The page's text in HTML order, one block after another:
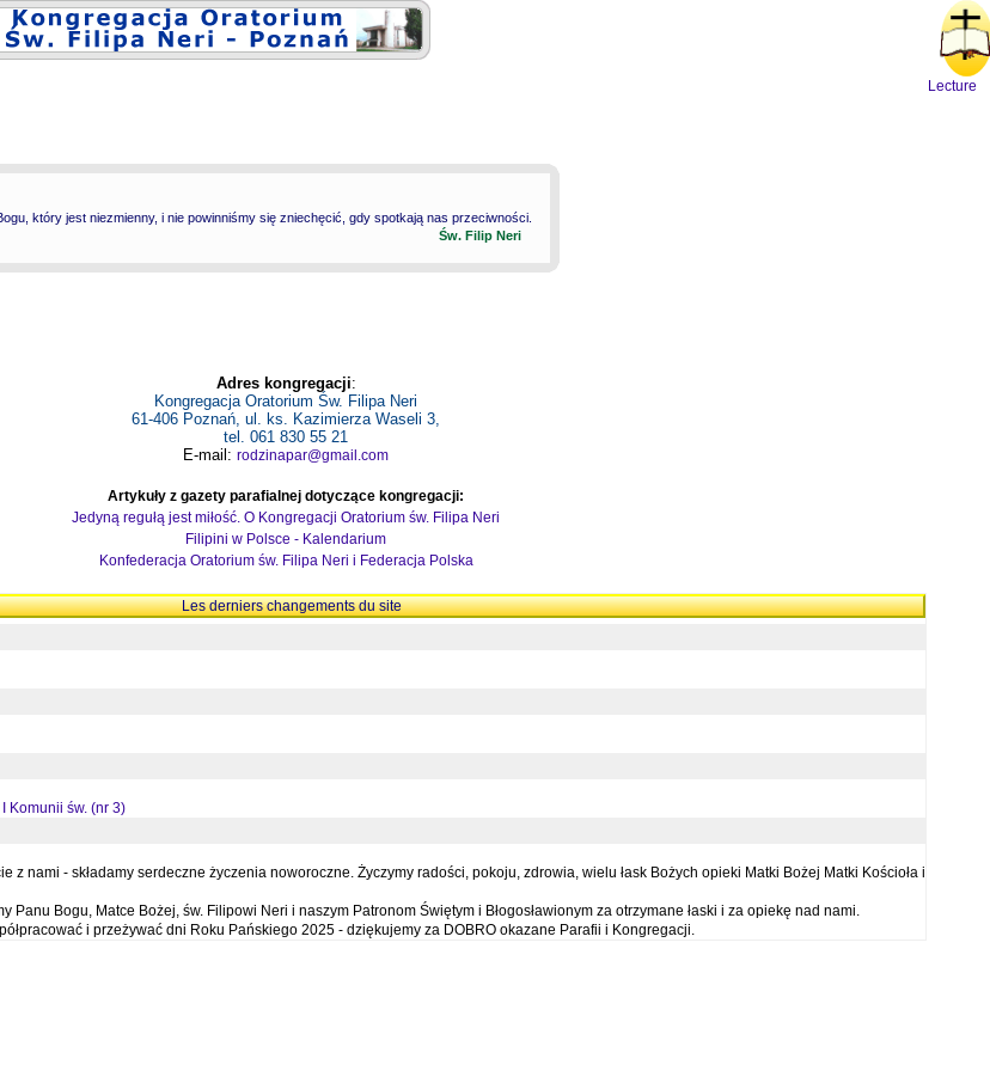
Lecture
który jest niezmienny, i nie powinniśmy się zniechęcić, gdy spotkają nas przeciwności.
Św. Filip Neri
Adres kongregacji:
Kongregacja Oratorium Św. Filipa Neri
61-406 Poznań, ul. ks. Kazimierza Waseli 3,
tel. 061 830 55 21
E-mail: rodzinapar@gmail.com
Artykuły z gazety parafialnej dotyczące kongregacji:
Jedyną regułą jest miłość. O Kongregacji Oratorium św. Filipa Neri
Filipini w Polsce - Kalendarium
Konfederacja Oratorium św. Filipa Neri i Federacja Polska
Les derniers changements du site
Komunii św. (nr 3)
z nami - składamy serdeczne życzenia noworoczne. Życzymy radości, pokoju, zdrowia, wielu łask Bożych opieki Matki Bożej Matki Kościoła i
Panu Bogu, Matce Bożej, św. Filipowi Neri i naszym Patronom Świętym i Błogosławionym za otrzymane łaski i za opiekę nad nami.
i przeżywać dni Roku Pańskiego 2025 - dziękujemy za DOBRO okazane Parafii i Kongregacji.